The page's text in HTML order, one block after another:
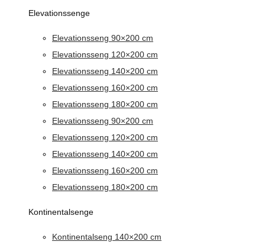
Elevationssenge
Elevationsseng 90×200 cm
Elevationsseng 120×200 cm
Elevationsseng 140×200 cm
Elevationsseng 160×200 cm
Elevationsseng 180×200 cm
Elevationsseng 90×200 cm
Elevationsseng 120×200 cm
Elevationsseng 140×200 cm
Elevationsseng 160×200 cm
Elevationsseng 180×200 cm
Kontinentalsenge
Kontinentalseng 140×200 cm